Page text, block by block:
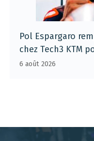
Pol Espargaro
chez Tech3 KTM
6 août 2026